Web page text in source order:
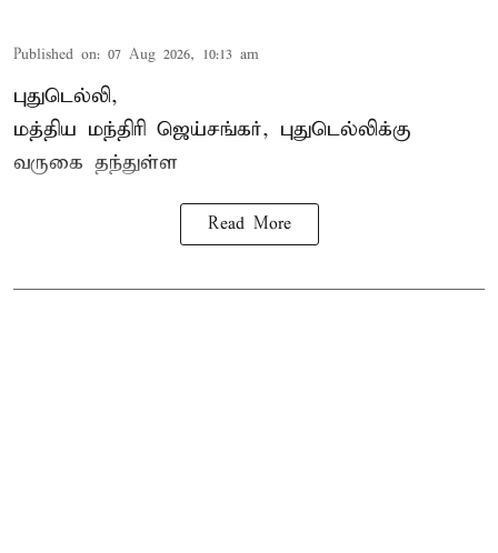
Published on: 07 Aug 2026, 10:13 am
புதுடெல்லி,
மத்திய மந்திரி ஜெய்சங்கர், புதுடெல்லிக்கு
வருகை தந்துள்ள
Read More